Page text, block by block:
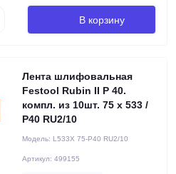
В корзину
Лента шлифовальная
Festool Rubin II P 40.
компл. из 10шт. 75 x 533 /
P40 RU2/10
Модель: L533X 75-P40 RU2/10
Артикул: 499155